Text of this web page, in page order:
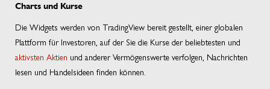
Charts und Kurse
Die Widgets werden von TradingView bereit gestellt, einer globalen
Plattform für Investoren, auf der Sie die Kurse der beliebtesten und
aktivsten Aktien und anderer Vermögenswerte verfolgen, Nachrichten
lesen und Handelsideen finden können.